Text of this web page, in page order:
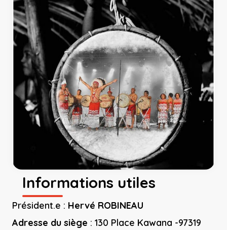
Informations utiles
Président.e : Hervé ROBINEAU
Adresse du siège : 130 Place Kawana -97319